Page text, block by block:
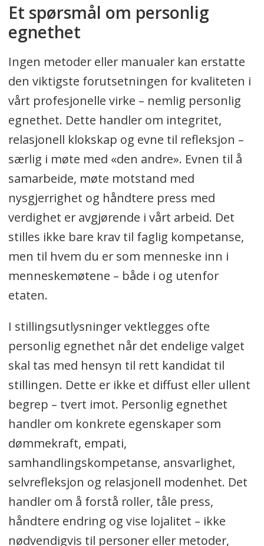
Et spørsmål om personlig
egnethet
Ingen metoder eller manualer kan erstatte
den viktigste forutsetningen for kvaliteten i
vårt profesjonelle virke – nemlig personlig
egnethet. Dette handler om integritet,
relasjonell klokskap og evne til refleksjon –
særlig i møte med «den andre». Evnen til å
samarbeide, møte motstand med
nysgjerrighet og håndtere press med
verdighet er avgjørende i vårt arbeid. Det
stilles ikke bare krav til faglig kompetanse,
men til hvem du er som menneske inn i
menneskemøtene – både i og utenfor
etaten.
I stillingsutlysninger vektlegges ofte
personlig egnethet når det endelige valget
skal tas med hensyn til rett kandidat til
stillingen. Dette er ikke et diffust eller ullent
begrep – tvert imot. Personlig egnethet
handler om konkrete egenskaper som
dømmekraft, empati,
samhandlingskompetanse, ansvarlighet,
selvrefleksjon og relasjonell modenhet. Det
handler om å forstå roller, tåle press,
håndtere endring og vise lojalitet – ikke
nødvendigvis til personer eller metoder,